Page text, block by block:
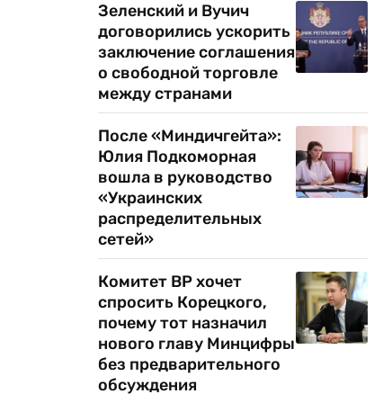
Зеленский и Вучич
договорились ускорить
заключение соглашения
о свободной торговле
между странами
После «Миндичгейта»:
Юлия Подкоморная
вошла в руководство
«Украинских
распределительных
сетей»
Комитет ВР хочет
спросить Корецкого,
почему тот назначил
нового главу Минцифры
без предварительного
обсуждения